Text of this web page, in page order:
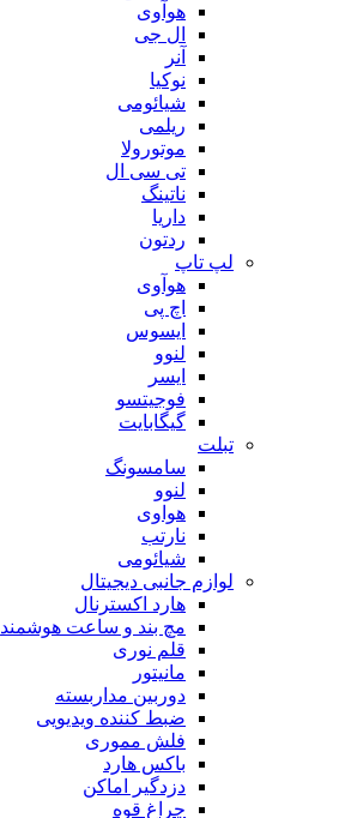
هوآوی
ال جی
آنر
نوکیا
شیائومی
ریلمی
موتورولا
تی سی ال
ناتینگ
داریا
ردتون
لپ تاپ
هوآوی
اچ پی
ایسوس
لنوو
ایسر
فوجیتسو
گیگابایت
تبلت
سامسونگ
لنوو
هواوی
نارتب
شیائومی
لوازم جانبی دیجیتال
هارد اکسترنال
مچ بند و ساعت هوشمند
قلم نوری
مانیتور
دوربین مداربسته
ضبط کننده ویدیویی
فلش مموری
باکس هارد
دزدگیر اماکن
چراغ قوه